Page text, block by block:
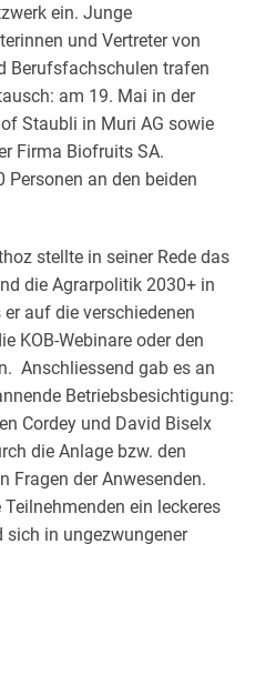
ein. Junge
und Vertreter von
Berufsfachschulen trafen
am 19. Mai in der
Staubli in Muri AG sowie
Firma Biofruits SA.
an den beiden
stellte in seiner Rede das
die Agrarpolitik 2030+ in
auf die verschiedenen
KOB-Webinare oder den
Anschliessend gab es an
Betriebsbesichtigung:
Cordey und David Biselx
die Anlage bzw. den
Fragen der Anwesenden.
ein leckeres
sich in ungezwungener